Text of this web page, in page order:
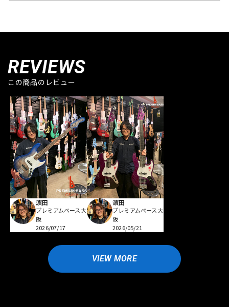
REVIEWS
この商品のレビュー
濵田
プレミアムベース大
阪
2026/07/17
濵田
プレミアムベース大
阪
2026/05/21
VIEW MORE